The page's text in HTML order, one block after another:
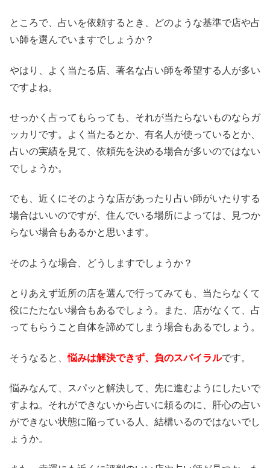
ところで、占いを依頼するとき、どのような基準で店や占
い師を選んでいますでしょうか？
やはり、よく当たる店、著名な占い師を希望する人が多い
ですよね。
せっかく占ってもらっても、それが当たらないものならガ
ッカリです。よく当たるとか、有名人が使っているとか、
占いの実績を見て、依頼先を決める場合が多いのではない
でしょうか。
でも、近くにそのような店があったり占い師がいたりする
場合はいいのですが、住んでいる場所によっては、見つか
らない場合もあるかと思います。
そのような場合、どうしますでしょうか？
とりあえず近所の店を選んで行ってみても、当たらなくて
役にたたない場合もあるでしょう。また、店がなくて、占
ってもらうこと自体を諦めてしまう場合もあるでしょう。
そうなると、悩みは解決できず、負のスパイラルです。
悩みなんて、スパッと解決して、先に進むようにしたいで
すよね。それができないから占いに頼るのに、肝心の占い
ができない状態に陥っている人、結構いるのではないでし
ょうか。